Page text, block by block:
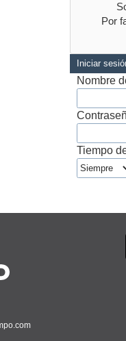
Por
Iniciar
Nombre
Tiempo